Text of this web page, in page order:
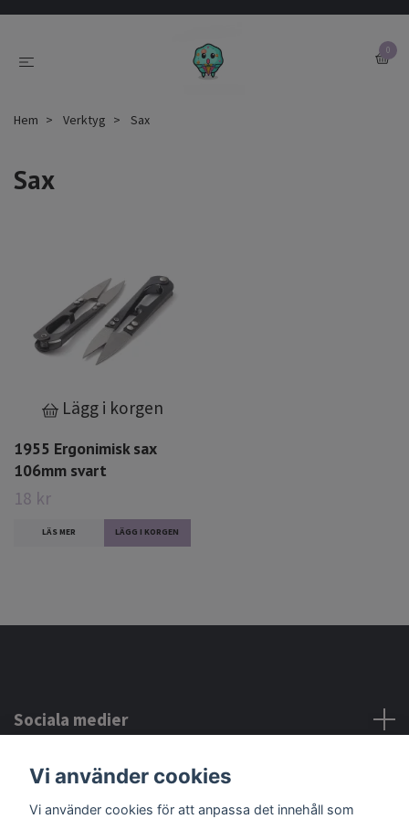
0
Hem Verktyg Sax
Sax
Lägg i korgen
1955 Ergonimisk sax
106mm svart
18 kr
LÄS MER
Sociala medier
Kontakta oss
Vi använder cookies
Vi använder cookies för att anpassa det innehåll som